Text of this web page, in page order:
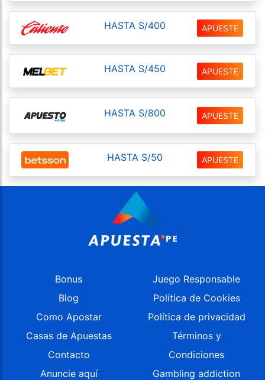
HASTA S/400 APUESTE
HASTA S/450 APUESTE
HASTA S/800 APUESTE
HASTA S/50 APUESTE
Bonus
Blog
Como Apostar
Casas de Apuestas
Contacto
Anuncie aquí
Juego Responsable
Política de Cookies
Política de privacidad
Términos y
Condiciones
Gambling addiction